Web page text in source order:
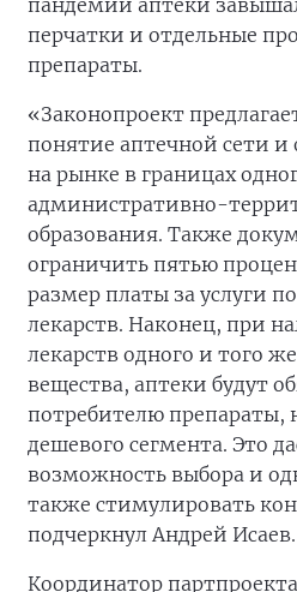
перчатки и отдельные
препараты.
«Законопроект
понятие аптечной сети и
на рынке в границах
административно-
образования. Также
ограничить пятью
размер платы за услуги
лекарств. Наконец, при
лекарств одного и того
вещества, аптеки будут
потребителю препараты,
дешевого сегмента. Это
возможность выбора и
также стимулировать
подчеркнул Андрей Исаев.
Координатор